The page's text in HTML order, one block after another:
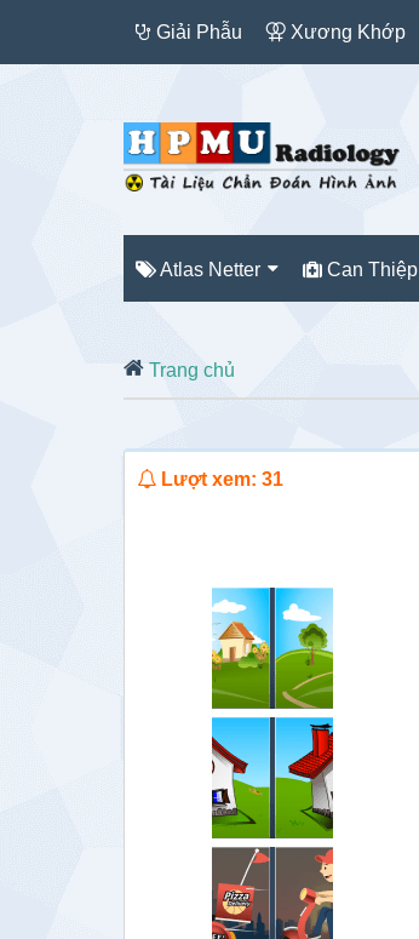
Giải Phẫu Xương Khớp
Atlas Netter Can Thiệp
Trang chủ
Lượt xem: 31